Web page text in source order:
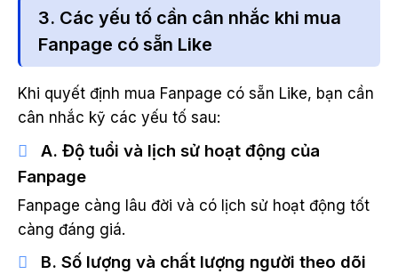
3. Các yếu tố cần cân nhắc khi mua
Fanpage có sẵn Like
Khi quyết định mua Fanpage có sẵn Like, bạn cần
cân nhắc kỹ các yếu tố sau:
A. Độ tuổi và lịch sử hoạt động của
Fanpage
Fanpage càng lâu đời và có lịch sử hoạt động tốt
càng đáng giá.
B. Số lượng và chất lượng người theo dõi